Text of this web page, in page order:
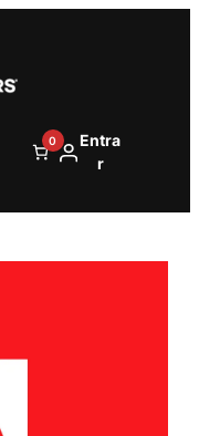
0
Entra
r